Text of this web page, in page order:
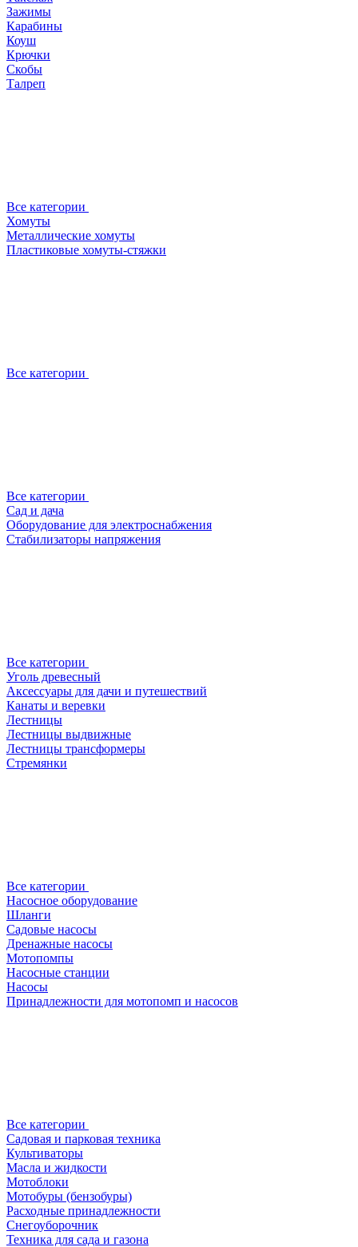
Зажимы
Карабины
Коуш
Крючки
Скобы
Талреп
Все категории
Хомуты
Металлические хомуты
Пластиковые хомуты-стяжки
Все категории
Все категории
Сад и дача
Оборудование для электроснабжения
Стабилизаторы напряжения
Все категории
Уголь древесный
Аксессуары для дачи и путешествий
Канаты и веревки
Лестницы
Лестницы выдвижные
Лестницы трансформеры
Стремянки
Все категории
Насосное оборудование
Шланги
Садовые насосы
Дренажные насосы
Мотопомпы
Насосные станции
Насосы
Принадлежности для мотопомп и насосов
Все категории
Садовая и парковая техника
Культиваторы
Масла и жидкости
Мотоблоки
Мотобуры (бензобуры)
Расходные принадлежности
Снегоуборочник
Техника для сада и газона